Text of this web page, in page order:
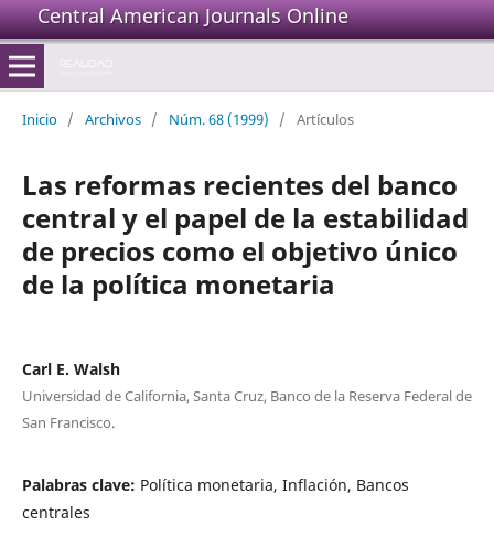
Central American Journals Online
Inicio / Archivos / Núm. 68 (1999) / Artículos
Las reformas recientes del banco
central y el papel de la estabilidad
de precios como el objetivo único
de la política monetaria
Carl E. Walsh
Universidad de California, Santa Cruz, Banco de la Reserva Federal de
San Francisco.
Palabras clave: Política monetaria, Inflación, Bancos
centrales